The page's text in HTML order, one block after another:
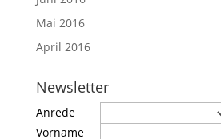
Mai 2016
April 2016
Newsletter
Anrede
Vorname